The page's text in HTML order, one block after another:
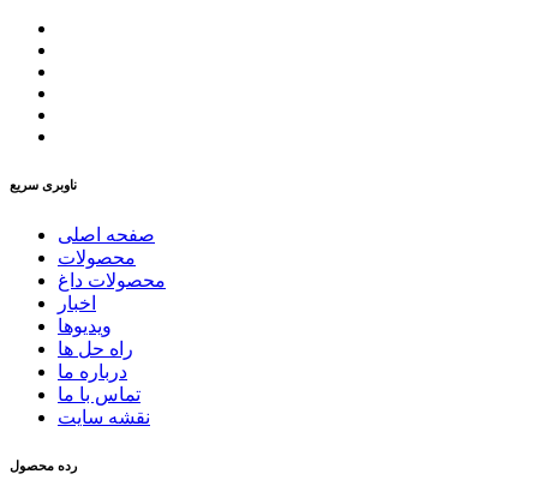
ناوبری سریع
صفحه اصلی
محصولات
محصولات داغ
اخبار
ویدیوها
راه حل ها
درباره ما
تماس با ما
نقشه سایت
رده محصول